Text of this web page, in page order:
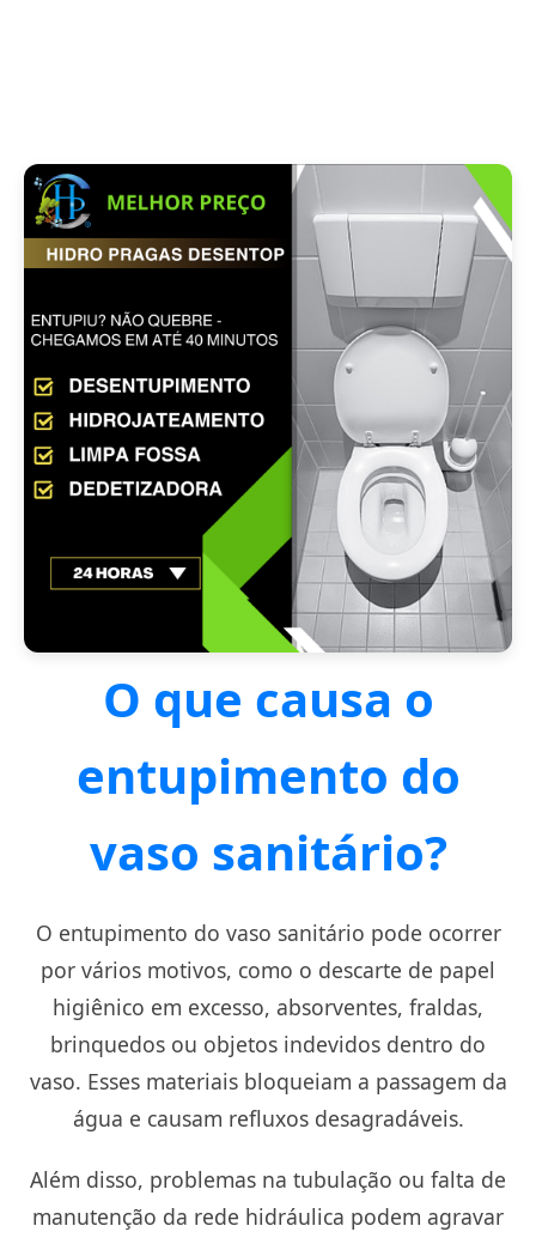
O que causa o
entupimento do
vaso sanitário?
O entupimento do vaso sanitário pode ocorrer
por vários motivos, como o descarte de papel
higiênico em excesso, absorventes, fraldas,
brinquedos ou objetos indevidos dentro do
vaso. Esses materiais bloqueiam a passagem da
água e causam refluxos desagradáveis.
Além disso, problemas na tubulação ou falta de
manutenção da rede hidráulica podem agravar